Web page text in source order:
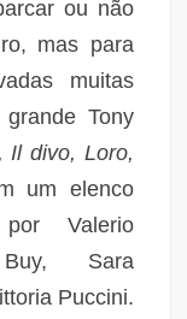
ou não
mas para
muitas
Tony
Il divo, Loro,
um elenco
Valerio
Buy, Sara
Puccini.